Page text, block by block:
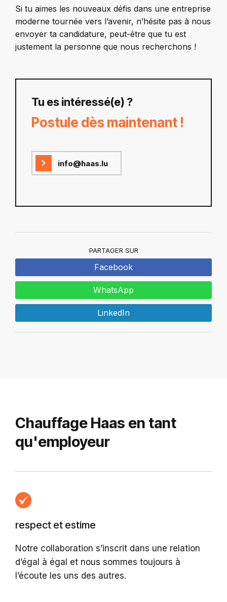
Si tu aimes les nouveaux défis dans une entreprise
moderne tournée vers l’avenir, n’hésite pas à nous
envoyer ta candidature, peut-être que tu est
justement la personne que nous recherchons !
Tu es intéressé(e) ?
Postule dès maintenant !
info@haas.lu
PARTAGER SUR
Facebook
WhatsApp
LinkedIn
Chauffage Haas en tant
qu'employeur
respect et estime
Notre collaboration s’inscrit dans une relation
d’égal à égal et nous sommes toujours à
l’écoute les uns des autres.